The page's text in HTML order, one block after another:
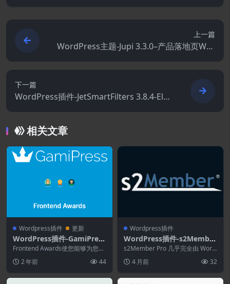
上一篇
WordPress主题-Jupi 3.3.0–产品落地页Wor
dPress主题
下一篇
WordPress插件-JetSmartFilters 3.8.4-Ele
mentor的高级过滤器插件
相关文章
Wordpress插件 更新
WordPress插件-GamiPress
–Frontend Awards 1.0.0
Frontend Awards使您能够为您的
分、成就...
2 年前 44
Wordpress插件
WordPress插件-s2Member
Pro 260325–WordPress会
员插件
s2Member Pro 几乎完全由 Word
4 月前 32